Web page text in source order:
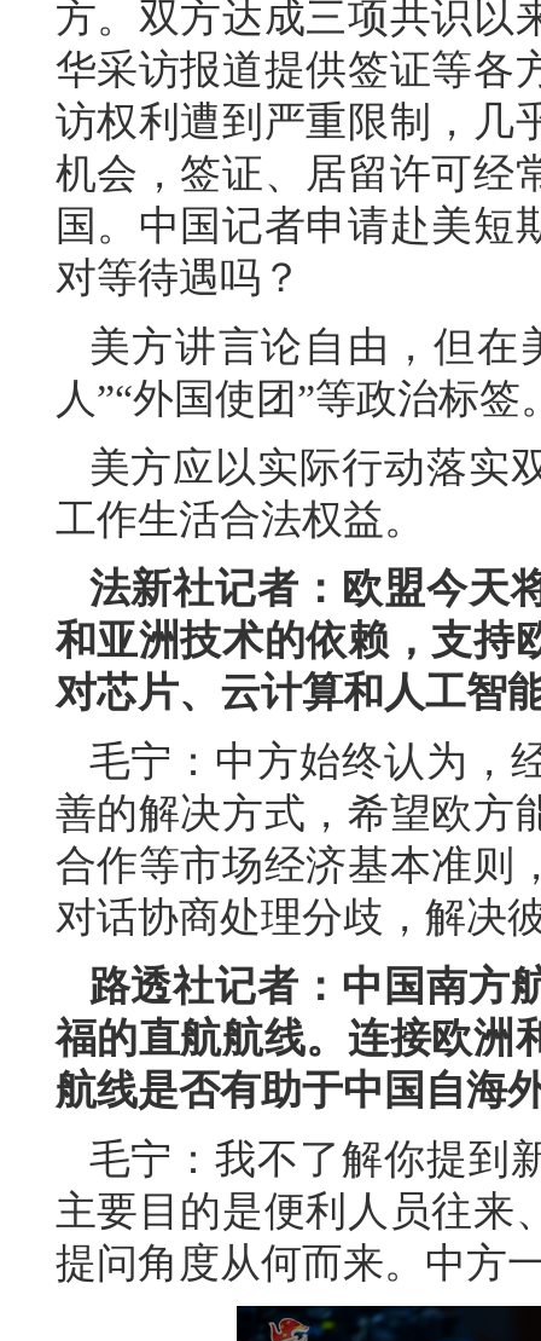
方。双方达成三项共识以
华采访报道提供签证等各
访权利遭到严重限制，几
机会，签证、居留许可经
国。中国记者申请赴美短
对等待遇吗？
美方讲言论自由，但在
人”“外国使团”等政治标
美方应以实际行动落实
工作生活合法权益。
法新社记者：欧盟今天
和亚洲技术的依赖，支持
对芯片、云计算和人工智
毛宁：中方始终认为，
善的解决方式，希望欧方
合作等市场经济基本准则
对话协商处理分歧，解决
路透社记者：中国南方
福的直航航线。连接欧洲
航线是否有助于中国自海
毛宁：我不了解你提到
主要目的是便利人员往来
提问角度从何而来。中方